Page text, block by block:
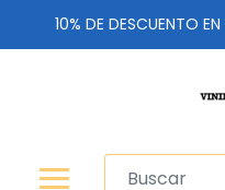
10% DE DESCUENTO